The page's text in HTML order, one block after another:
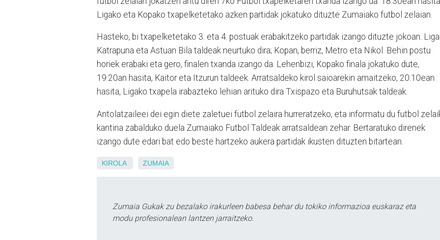
Ligako eta Kopako txapelketetako azken partidak jokatuko dituzte Zumaiako futbol zelaian.
Hasteko, bi txapelketetako 3. eta 4. postuak erabakitzeko partidak izango dituzte jokoan.
Katrapuna eta Astuan Bila taldeak neurtuko dira; Kopan, berriz, Metro eta Nikol. Behin postu
horiek erabaki eta gero, finalen txanda izango da. Lehenbizi, Kopako finala jokatuko dute,
19:20an hasita, Kaitor eta Itzurun taldeek. Arratsaldeko kirol saioarekin amaitzeko, 20:10ean
hasita, Ligako txapela irabazteko lehian arituko dira Txispazo eta Buruhutsak taldeak.
Antolatzaileei dei egin diete zaletuei futbol zelaira hurreratzeko, eta informatu du futbol
kantina zabalduko duela Zumaiako Futbol Taldeak arratsaldean zehar. Bertaratuko direnek
izango dute edari bat edo beste hartzeko aukera partidak ikusten dituzten bitartean.
KIROLA ZUMAIA
Zumaia Gukak zu bezalako irakurleen babesa behar du tokiko informazioa euskaraz eta
modu profesionalean lantzen jarraitzeko.